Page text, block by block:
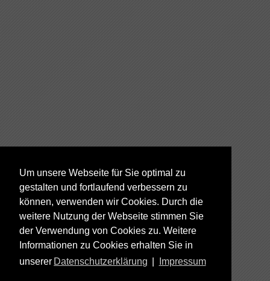
Um unsere Webseite für Sie optimal zu
gestalten und fortlaufend verbessern zu
können, verwenden wir Cookies. Durch die
weitere Nutzung der Webseite stimmen Sie
der Verwendung von Cookies zu. Weitere
Informationen zu Cookies erhalten Sie in
unserer Datenschutzerklärung Impressum